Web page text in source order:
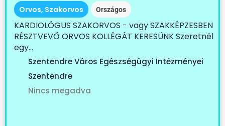
Orvos, Szakorvos Országos
KARDIOLÓGUS SZAKORVOS - vagy SZAKKÉPZESBEN
RÉSZTVEVŐ ORVOS KOLLÉGÁT KERESÜNK Szeretnél
egy...
Szentendre Város Egészségügyi Intézményei
Szentendre
Nincs megadva